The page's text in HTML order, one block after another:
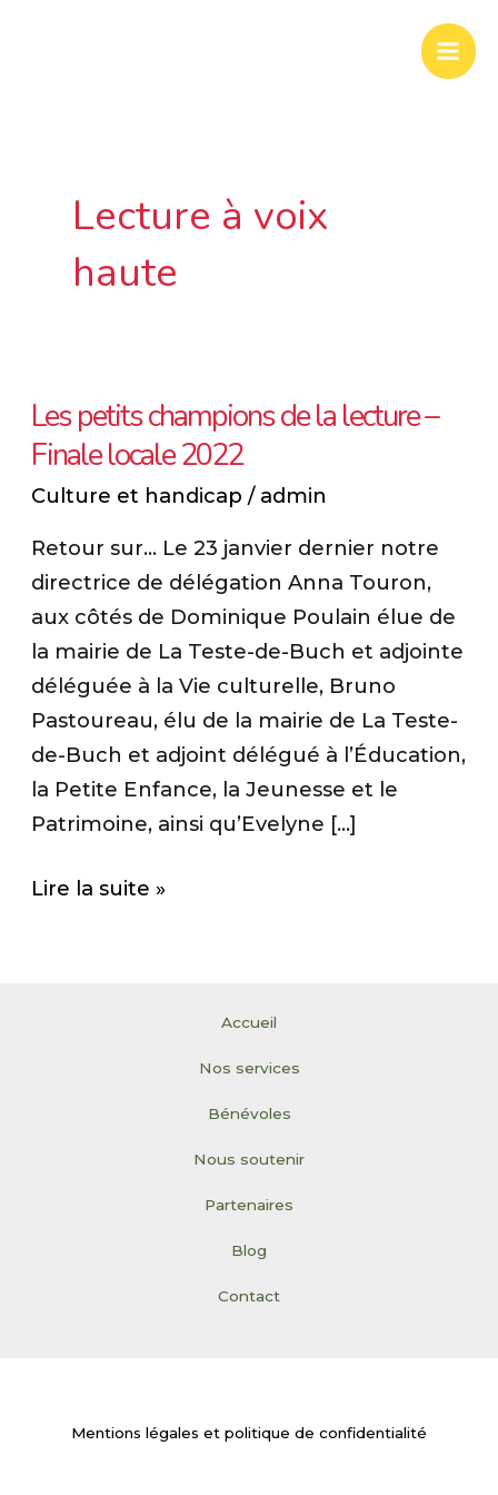
Lecture à voix
haute
Les petits champions de la lecture –
Finale locale 2022
Culture et handicap / admin
Retour sur… Le 23 janvier dernier notre
directrice de délégation Anna Touron,
aux côtés de Dominique Poulain élue de
la mairie de La Teste-de-Buch et adjointe
déléguée à la Vie culturelle, Bruno
Pastoureau, élu de la mairie de La Teste-
de-Buch et adjoint délégué à l’Éducation,
la Petite Enfance, la Jeunesse et le
Patrimoine, ainsi qu’Evelyne […]
Les
petits
champions
la
lecture
–
Finale
locale
2022
Lire la suite »
Accueil
Nos services
Bénévoles
Nous soutenir
Partenaires
Blog
Contact
Mentions légales et politique de confidentialité